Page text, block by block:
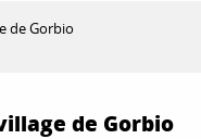
de Gorbio
de Gorbio